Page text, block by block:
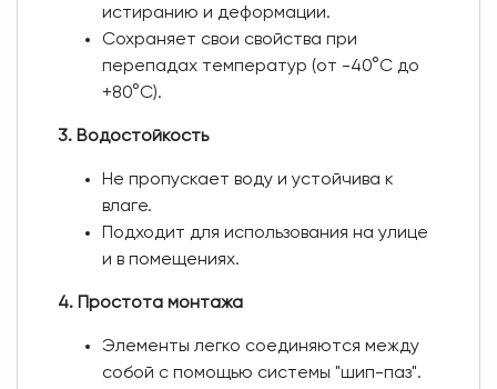
истиранию и деформации.
Сохраняет свои свойства при
перепадах температур (от -40°C до
+80°C).
3. Водостойкость
Не пропускает воду и устойчива к
влаге.
Подходит для использования на улице
и в помещениях.
4. Простота монтажа
Элементы легко соединяются между
собой с помощью системы "шип-паз".